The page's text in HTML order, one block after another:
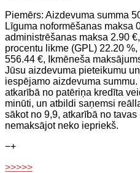
Piemērs: Aizdevuma summa
Līguma noformēšanas maksa
administrēšanas maksa 2.90
procentu likme (GPL) 22.20
556.44 €, Ikmēneša
Jūsu aizdevuma pieteikumu
iespējamo aizdevuma
atkarībā no patēriņa kredīta
minūti, un atbildi saņemsi
sākot no 9,9, atkarībā no
nemaksājot neko iepriekš.
−+
>>>>>